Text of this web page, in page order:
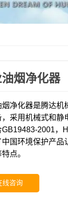
烟净化器
烟净化器是腾达机
，采用机械式和静
GB19483-2001，
中国环境保护产品
点。
线咨询